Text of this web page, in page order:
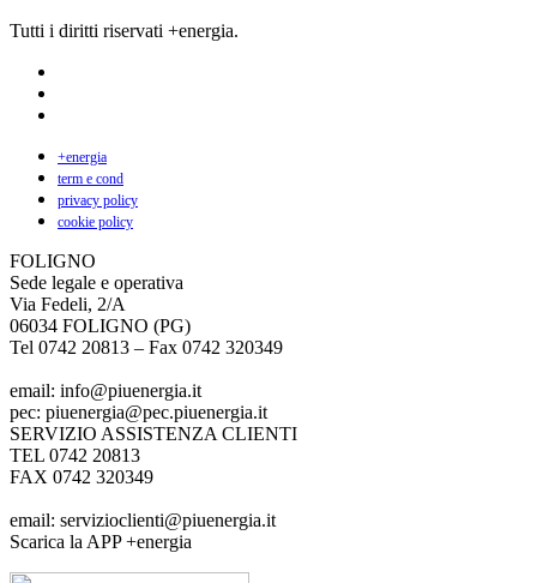
Tutti i diritti riservati +energia.
+energia
term e cond
privacy policy
cookie policy
FOLIGNO
Sede legale e operativa
Via Fedeli, 2/A
06034 FOLIGNO (PG)
Tel 0742 20813 – Fax 0742 320349
email: info@piuenergia.it
pec: piuenergia@pec.piuenergia.it
SERVIZIO ASSISTENZA CLIENTI
TEL 0742 20813
FAX 0742 320349
email: servizioclienti@piuenergia.it
Scarica la APP +energia